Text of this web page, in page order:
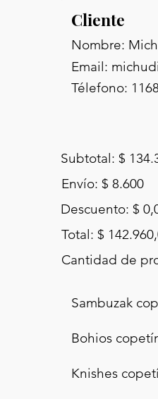
Cliente
Email:
Télefono:
Nombre:
Subtotal: $
Envío: $ 8.600
Descuento: $
Total: $
Cantidad de
Sambuzak
Bohios
Knishes